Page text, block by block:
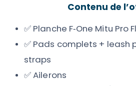
Contenu de
✅ Planche F‑One Mitu Pro
✅ Pads complets + leash
straps
✅ Ailerons